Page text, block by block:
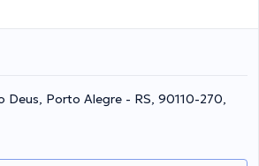
Deus, Porto Alegre - RS, 90110-270,